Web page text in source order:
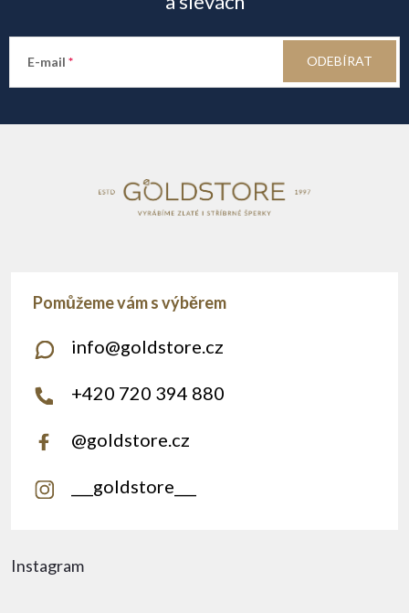
a
t
E-mail ODEBÍRAT
Instagram
info@goldstore.cz
+420 720 394 880
@goldstore.cz
___goldstore___